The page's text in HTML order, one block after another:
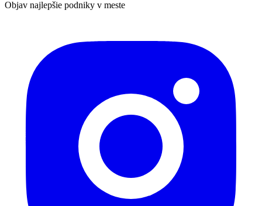
Objav najlepšie podniky v meste